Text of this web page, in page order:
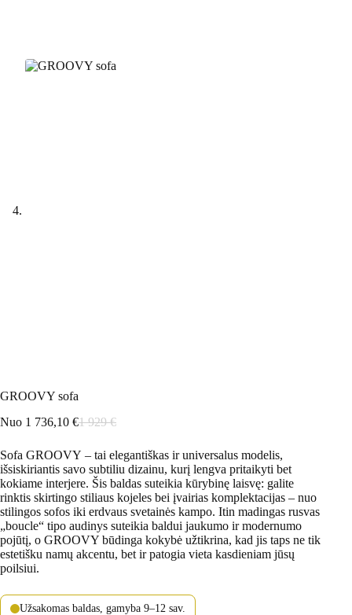
GROOVY sofa
Nuo 1 736,10 €1 929€
Sofa GROOVY – tai elegantiškas ir universalus modelis,
išsiskiriantis savo subtiliu dizainu, kurį lengva pritaikyti bet
kokiame interjere. Šis baldas suteikia kūrybinę laisvę: galite
rinktis skirtingo stiliaus kojeles bei įvairias komplektacijas – nuo
stilingos sofos iki erdvaus svetainės kampo. Itin madingas rusvas
„boucle“ tipo audinys suteikia baldui jaukumo ir modernumo
pojūtį, o GROOVY būdinga kokybė užtikrina, kad jis taps ne tik
estetišku namų akcentu, bet ir patogia vieta kasdieniam jūsų
poilsiui.
Užsakomas baldas, gamyba 9–12 sav.